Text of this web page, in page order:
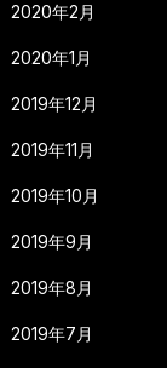
2020年2月
2020年1月
2019年12月
2019年11月
2019年10月
2019年9月
2019年8月
2019年7月